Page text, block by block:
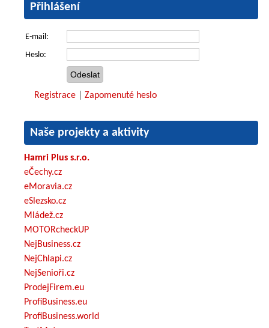
Přihlášení
E-mail:
Heslo:
Registrace Zapomenuté heslo
Naše projekty a aktivity
Hamri Plus s.r.o.
eČechy.cz
eMoravia.cz
eSlezsko.cz
Mládež.cz
MOTORcheckUP
NejBusiness.cz
NejChlapi.cz
NejSenioři.cz
ProdejFirem.eu
ProfiBusiness.eu
ProfiBusiness.world